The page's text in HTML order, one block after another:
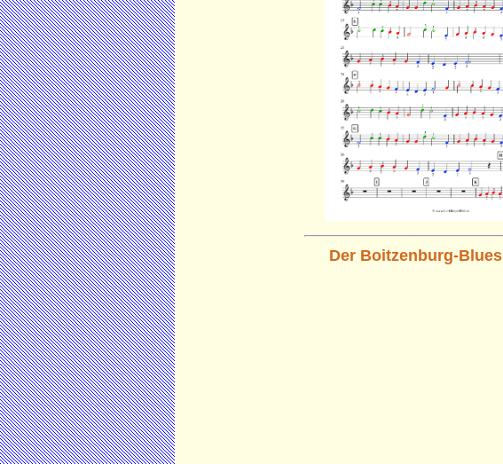
Der Boitzenburg-Blues